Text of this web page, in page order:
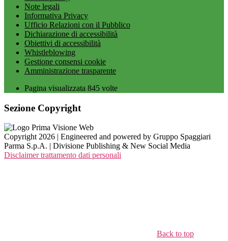
Note legali
Informativa Privacy
Ufficio Relazioni con il Pubblico
Dichiarazione di accessibilità
Obiettivi di accessibilità
Whistleblowing
Gestione consensi cookie
Amministrazione trasparente
Pagina visualizzata 845 volte
Sezione Copyright
Copyright 2026 | Engineered and powered by Gruppo Spaggiari
Parma S.p.A. | Divisione Publishing & New Social Media
Disclaimer trattamento dati personali
Back to top